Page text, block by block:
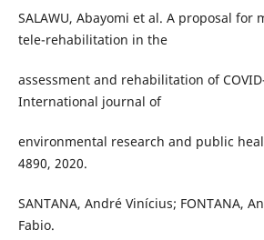
SALAWU, Abayomi et al. A proposal
tele-rehabilitation in the
assessment and rehabilitation of
International journal of
environmental research and public
4890, 2020.
SANTANA, André Vinícius; FONTANA,
Fabio.